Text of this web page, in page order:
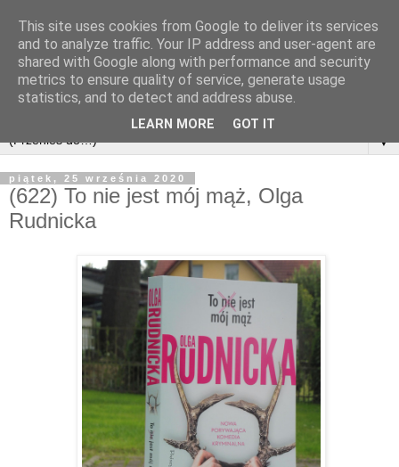
▼
piątek, 25 września 2020
(622) To nie jest mój mąż, Olga
Rudnicka
This site uses cookies from Google to deliver its services
and to analyze traffic. Your IP address and user-agent are
shared with Google along with performance and security
metrics to ensure quality of service, generate usage
statistics, and to detect and address abuse.
LEARN MORE GOT IT